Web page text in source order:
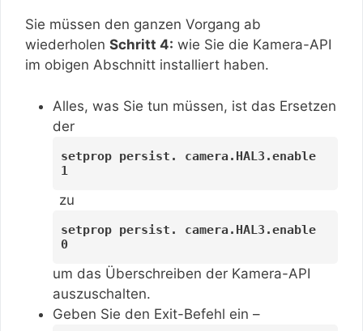
Sie müssen den ganzen Vorgang ab
wiederholen Schritt 4: wie Sie die Kamera-API
im obigen Abschnitt installiert haben.
Alles, was Sie tun müssen, ist das Ersetzen
der
setprop persist. camera.HAL3.enable
1
zu
setprop persist. camera.HAL3.enable
0
um das Überschreiben der Kamera-API
auszuschalten.
Geben Sie den Exit-Befehl ein –